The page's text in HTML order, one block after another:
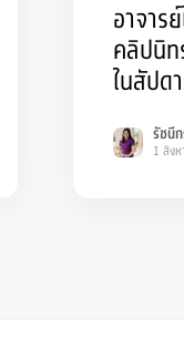
อาจาร
คลิปนิท
ในสัปด
รัชนี
1 สิง